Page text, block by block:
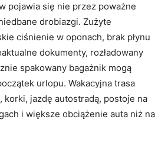
pojawia się nie przez poważne
drobiazgi. Zużyte
ciśnienie w oponach, brak płynu
dokumenty, rozładowany
spakowany bagażnik mogą
urlopu. Wakacyjna trasa
korki, jazdę autostradą, postoje na
i większe obciążenie auta niż na